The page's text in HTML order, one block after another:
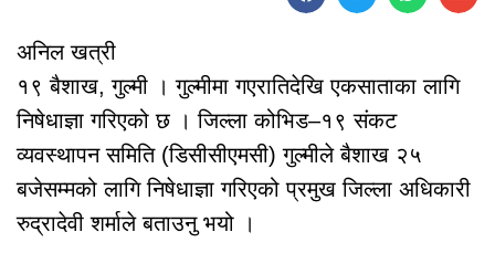
अनिल खत्री
१९ बैशाख, गुल्मी । गुल्मीमा गएरातिदेखि एकसाताका लागि
निषेधाज्ञा गरिएको छ । जिल्ला कोभिड–१९ संकट
व्यवस्थापन समिति (डिसीसीएमसी) गुल्मीले बैशाख २५
बजेसम्मको लागि निषेधाज्ञा गरिएको प्रमुख जिल्ला अधिकारी
रुद्रादेवी शर्माले बताउनु भयो ।